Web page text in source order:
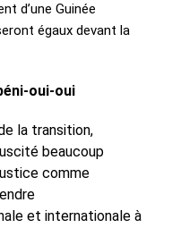
d’une Guinée
égaux devant la
oui-oui
la transition,
beaucoup
comme
et internationale à